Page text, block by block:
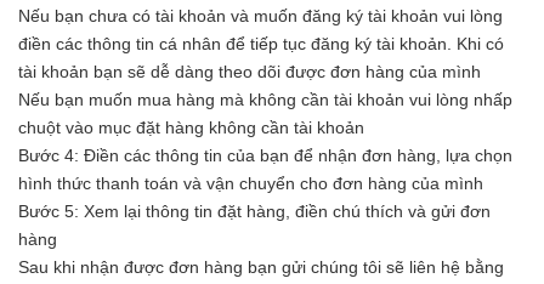
Nếu bạn chưa có tài khoản và muốn đăng ký tài khoản vui lòng
điền các thông tin cá nhân để tiếp tục đăng ký tài khoản. Khi có
tài khoản bạn sẽ dễ dàng theo dõi được đơn hàng của mình
Nếu bạn muốn mua hàng mà không cần tài khoản vui lòng nhấp
chuột vào mục đặt hàng không cần tài khoản
Bước 4: Điền các thông tin của bạn để nhận đơn hàng, lựa chọn
hình thức thanh toán và vận chuyển cho đơn hàng của mình
Bước 5: Xem lại thông tin đặt hàng, điền chú thích và gửi đơn
hàng
Sau khi nhận được đơn hàng bạn gửi chúng tôi sẽ liên hệ bằng